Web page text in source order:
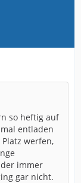
so heftig auf
entladen
werfen,
immer
gar nicht.